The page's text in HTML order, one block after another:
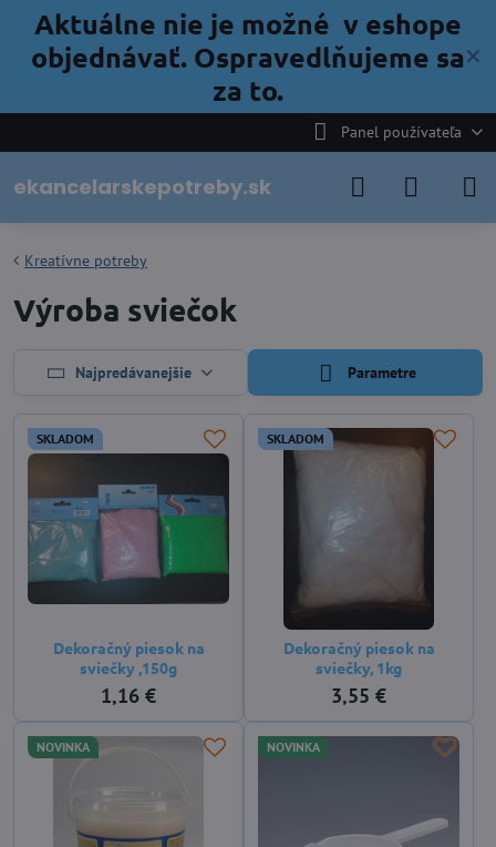
✕
Aktuálne nie je možné v eshope
objednávať. Ospravedlňujeme sa
za to.
Panel používateľa
ekancelarskepotreby.sk
Kreatívne potreby
Výroba sviečok
Najpredávanejšie Parametre
SKLADOM
Dekoračný piesok na
sviečky ,150g
1,16 €
SKLADOM
Dekoračný piesok na
sviečky, 1kg
3,55 €
NOVINKA NOVINKA